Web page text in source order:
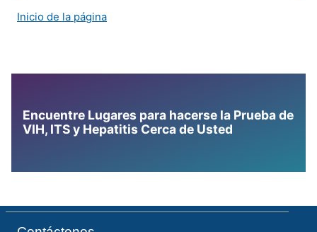
Inicio de la página
Encuentre Lugares para hacerse la Prueba de
VIH, ITS y Hepatitis Cerca de Usted